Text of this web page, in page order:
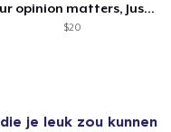
Your opinion matters, Just not to me!
$20
die je leuk zou kunnen